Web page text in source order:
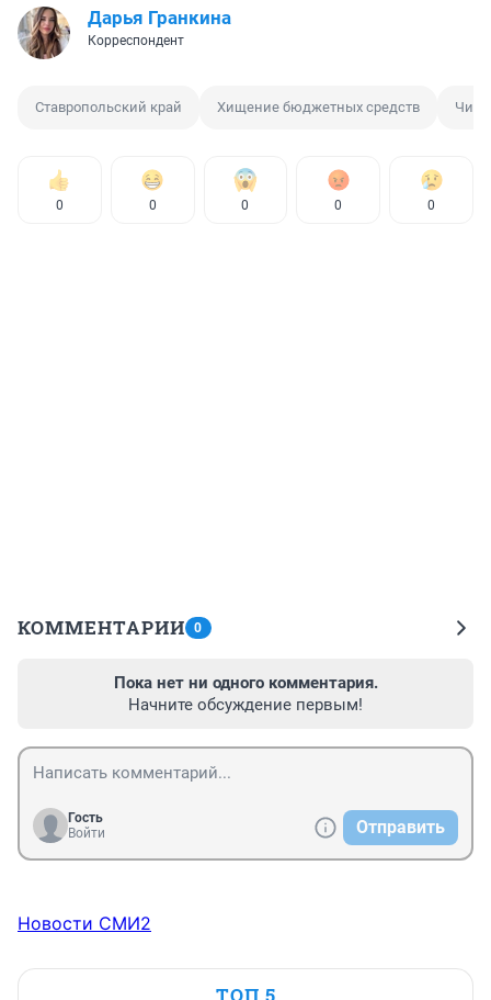
Дарья Гранкина
Корреспондент
Ставропольский край Хищение бюджетных средств
0 0 0 0 0
КОММЕНТАРИИ 0
Пока нет ни одного комментария.
Начните обсуждение первым!
Гость
Войти
Отправить
Новости СМИ2